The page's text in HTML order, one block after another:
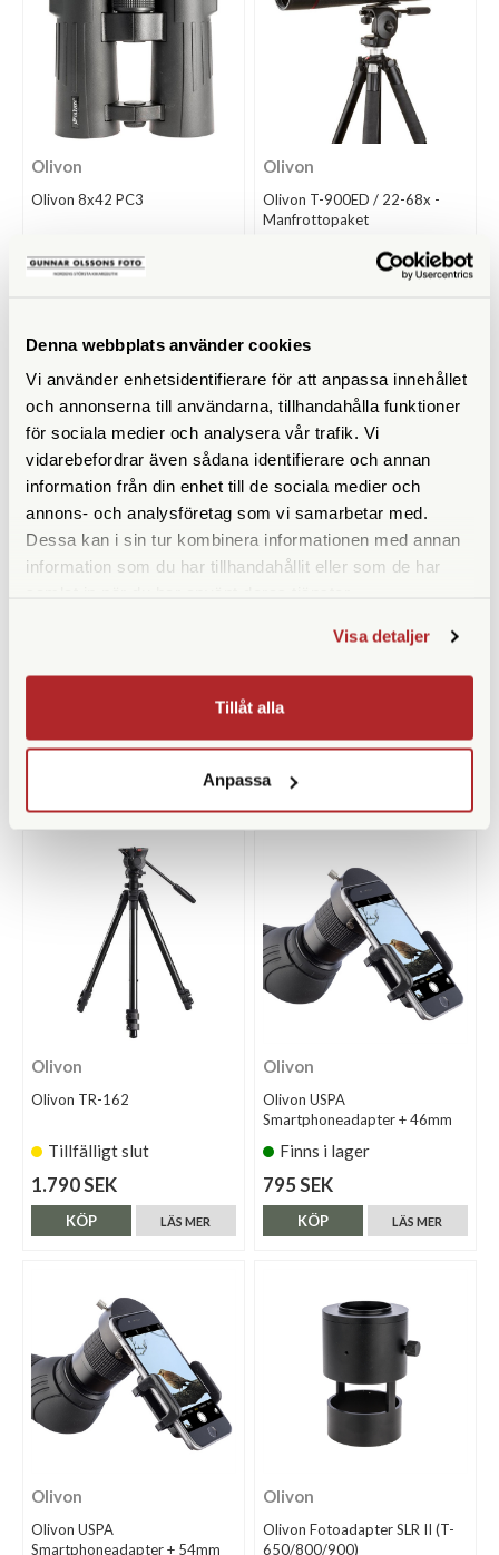
Denna webbplats använder cookies
Vi använder enhetsidentifierare för att anpassa innehållet
och annonserna till användarna, tillhandahålla funktioner
för sociala medier och analysera vår trafik. Vi
vidarebefordrar även sådana identifierare och annan
information från din enhet till de sociala medier och
annons- och analysföretag som vi samarbetar med.
Dessa kan i sin tur kombinera informationen med annan
information som du har tillhandahållit eller som de har
Visa detaljer
Tillåt alla
Anpassa
Olivon
Olivon 8x42 PC3
1.990 SEK
LÄS MER
KÖP
Olivon
Olivon T-900ED / 22-68x -
Manfrottopaket
KÖP
4.675 SEK
LÄS MER
4.380 SEK
Olivon
Olivon TR-162
Tillfälligt slut
1.790 SEK
LÄS MER
KÖP
Olivon
Olivon USPA
Smartphoneadapter + 46mm
Finns i lager
795 SEK
LÄS MER
KÖP
Olivon
Olivon USPA
Smartphoneadapter + 54mm
Olivon
Olivon Fotoadapter SLR II (T-
650/800/900)